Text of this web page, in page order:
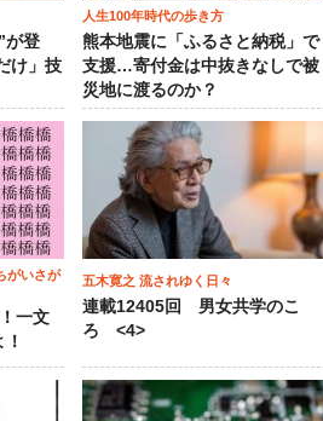
が登
け」技
人生100年時代の歩き方
熊本地震に「ふるさと納税」で
支援…寄付金は中抜きなしで被
災地に渡るのか？
がいさが
一文
五木寛之 流されゆく日々
連載12405回 男女共学のこ
ろ <4>